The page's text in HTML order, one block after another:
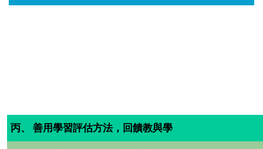
丙、 善用學習評估方法，回饋教與學